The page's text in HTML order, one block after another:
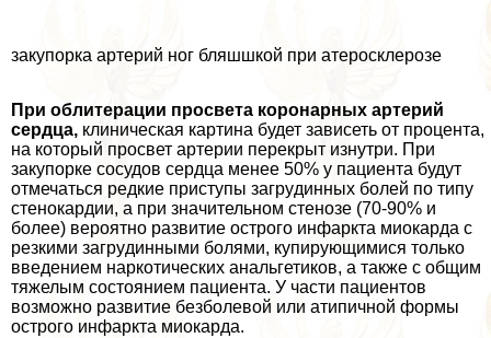
закупорка артерий ног бляшшкой при атеросклерозе
При облитерации просвета коронарных артерий
сердца, клиническая картина будет зависеть от процента,
на который просвет артерии перекрыт изнутри. При
закупорке сосудов сердца менее 50% у пациента будут
отмечаться редкие приступы загpyдинных болей по типу
стенокардии, а при значительном стенозе (70-90% и
более) вероятно развитие острого инфаркта миокарда с
резкими загpyдинными болями, купирующимися только
введением наркотических aнaльгетиков, а также с общим
тяжелым состоянием пациента. У части пациентов
возможно развитие безболевой или атипичной формы
острого инфаркта миокарда.